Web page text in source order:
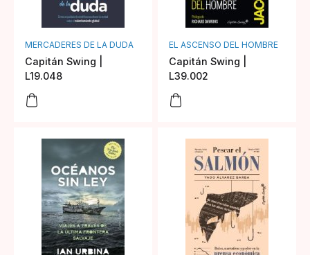
MERCADERES DE LA DUDA
Capitán Swing |
L19.048
EL ASCENSO DEL HOMBRE
Capitán Swing |
L39.002